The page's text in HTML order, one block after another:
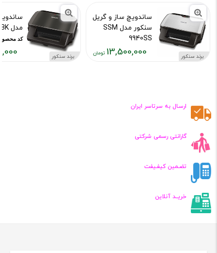
برند سنکور
ساندویچ ساز و گریل
سنکور مدل SSM
9940SS
کد محصول :13053
13,500,000 برند سنکور
مدل SSM 9978 BK
کد محصول
ارسـال به سرتاسر ایران
گارانتی رسمی شرکتی
تضـمین کیفـیفت
خریــد آنلاین